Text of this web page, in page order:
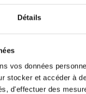
Détails
vos données
stocker et accéder à
d'effectuer des
https://